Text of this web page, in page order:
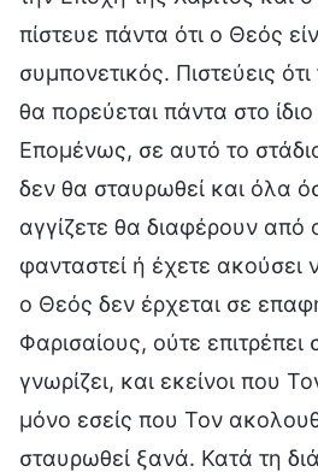
πίστευε πάντα ότι ο Θεός
συμπονετικός. Πιστεύεις
θα πορεύεται πάντα στο
Επομένως, σε αυτό το
δεν θα σταυρωθεί και όλα
αγγίζετε θα διαφέρουν από
φανταστεί ή έχετε ακούσει
ο Θεός δεν έρχεται σε
Φαρισαίους, ούτε
γνωρίζει, και εκείνοι που
μόνο εσείς που Τον
σταυρωθεί ξανά. Κατά τη